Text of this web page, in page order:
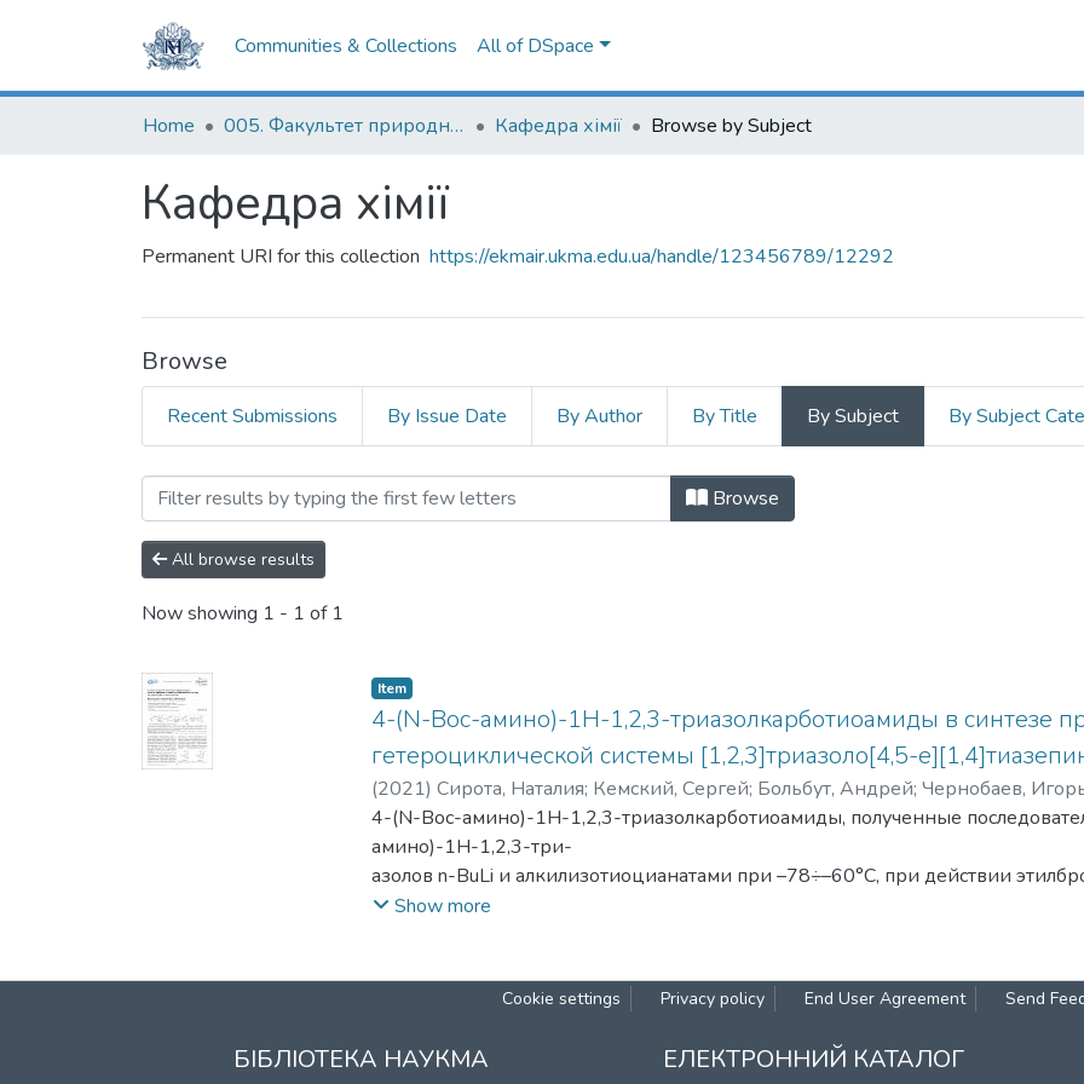
Communities & Collections All of DSpace
Home 005. Факультет природничих наук Кафедра хімії Browse by Subject
Кафедра хімії
Permanent URI for this collection https://ekmair.ukma.edu.ua/handle/123456789/12292
Browse
Recent Submissions By Issue Date By Author By Title By Subject By Subject
Browsing Кафедра хімії by Subject Browse
All browse results
Now showing 1 - 1 of 1
Item
4-(N-Boc-амино)-1Н-1,2,3-триазолкарботиоамиды в синтезе
гетероциклической системы [1,2,3]триазоло[4,5-
(2021) Сирота, Наталия; Кемский, Сергей; Больбут, Андрей; Чернобаев,
Михаил
4-(N-Boc-амино)-1Н-1,2,3-триазолкарботиоамиды, полученные
амино)-1Н-1,2,3-три-
азолов n-BuLi и алкилизотиоцианатами при –78÷–60°C, при действии
соответствующие 4-(N-Boc-
имино)-4,8-дигидро-1Н-[1,2,3]триазоло[4,5-e][1,4]тиазепин-5(6Н)-оны.
Show more
Cookie settings Privacy policy End User Agreement Send
БІБЛІОТЕКА НАУКМА ЕЛЕКТРОННИЙ КАТАЛОГ